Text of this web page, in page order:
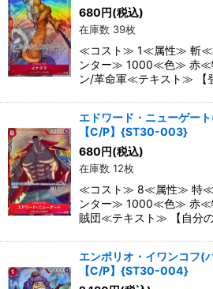
680円(税込)
在庫数 39枚
≪コスト≫ 1≪属性≫ 斬≪
ンター≫ 1000≪色≫ 赤≪
ン/革命軍≪テキスト≫ 【
エドワード・ニューゲー
【C/P】{ST30-003}
680円(税込)
在庫数 12枚
≪コスト≫ 8≪属性≫ 特
ンター≫ 1000≪色≫ 赤≪
賊団≪テキスト≫ 【自分
エンポリオ・イワンコフ(
【C/P】{ST30-004}